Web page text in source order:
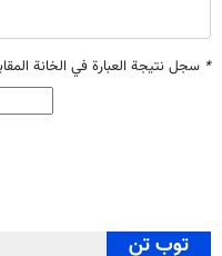
* سجل نتيجة العبارة في الخانة
توب تن